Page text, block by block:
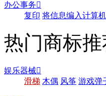
办公事务
复印 将信息编入计算
热门商标推
娱乐器械
滑梯 木偶 风筝 游戏弹